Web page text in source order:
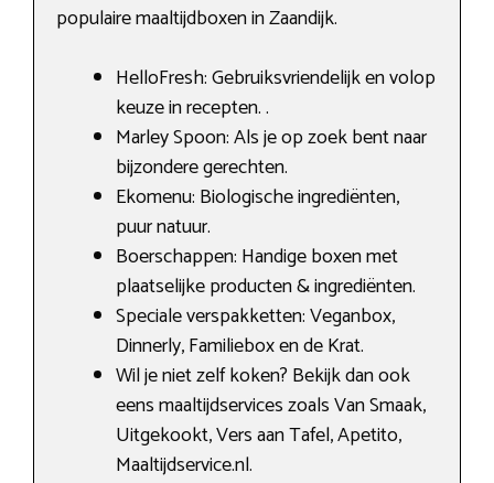
populaire maaltijdboxen in Zaandijk.
HelloFresh: Gebruiksvriendelijk en volop
keuze in recepten. .
Marley Spoon: Als je op zoek bent naar
bijzondere gerechten.
Ekomenu: Biologische ingrediënten,
puur natuur.
Boerschappen: Handige boxen met
plaatselijke producten & ingrediënten.
Speciale verspakketten: Veganbox,
Dinnerly, Familiebox en de Krat.
Wil je niet zelf koken? Bekijk dan ook
eens maaltijdservices zoals Van Smaak,
Uitgekookt, Vers aan Tafel, Apetito,
Maaltijdservice.nl.